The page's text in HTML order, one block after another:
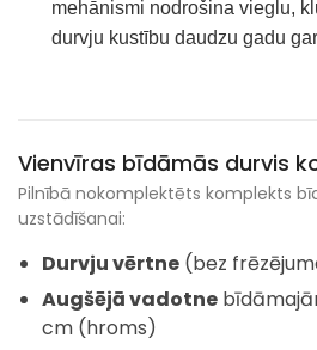
mehānismi nodrošina vieglu,
durvju kustību daudzu gadu
Vienvīras bīdāmās durvis
Pilnībā nokomplektēts komplekts
uzstādīšanai:
Durvju vērtne (bez
Augšējā vadotne
cm (hroms)